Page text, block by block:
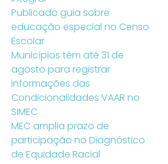
Publicado guia sobre
educação especial no Censo
Escolar
Municípios têm até 31 de
agosto para registrar
informações das
Condicionalidades VAAR no
SIMEC
MEC amplia prazo de
participação no Diagnóstico
de Equidade Racial